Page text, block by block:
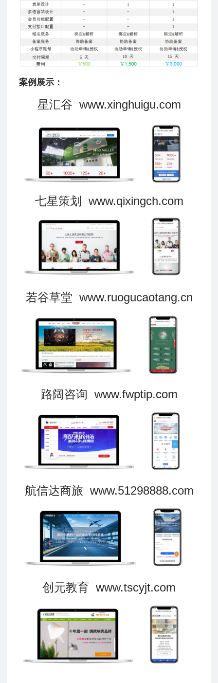
案例展示：
星汇谷 www.xinghuigu.com
七星策划 www.qixingch.com
若谷草堂 www.ruogucaotang.cn
路阔咨询 www.fwptip.com
航信达商旅 www.51298888.com
创元教育 www.tscyjt.com